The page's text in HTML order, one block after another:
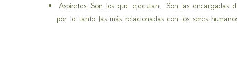
Aspiretes: Son los que ejecutan. Son las encargadas
por lo tanto las más relacionadas con los seres